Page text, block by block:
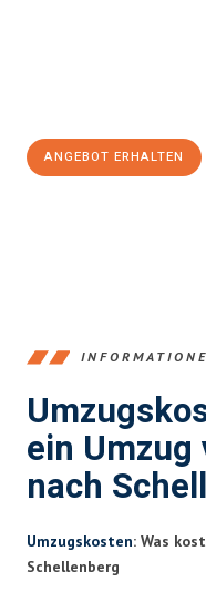
ANGEBOT ERHALTEN
ein Umzug
nach
Umzugskosten: Was
Schellenberg